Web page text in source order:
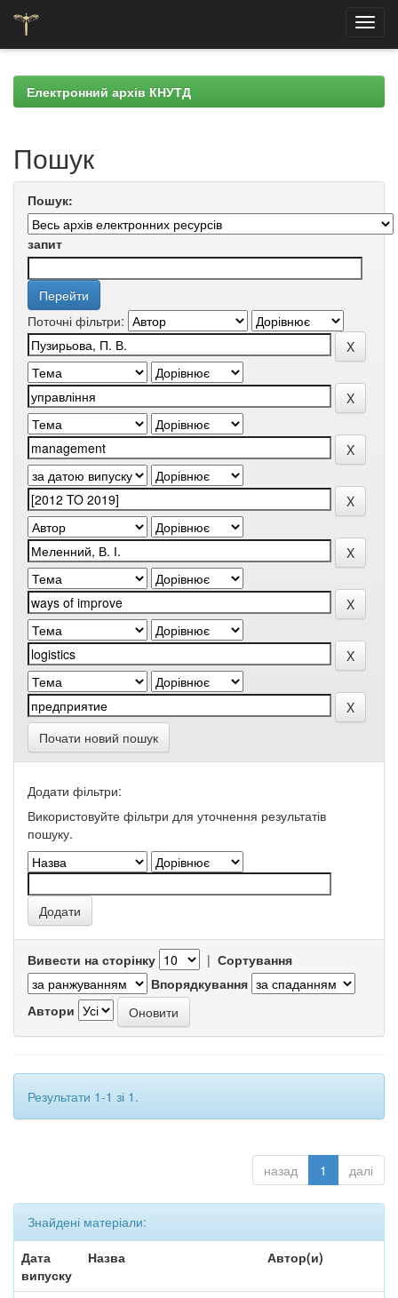
navigationЕлектронний архів КНУТД
Пошук
Пошук:
запит
Поточні фільтри:
Почати новий пошук
Додати фільтри:
Використовуйте фільтри для уточнення результатів
пошуку.
Вивести на сторінку | Сортування
Впорядкування
Автори
Результати 1-1 зі 1.
назад 1 далі
Знайдені матеріали:
Дата
випуску
Назва Автор(и)